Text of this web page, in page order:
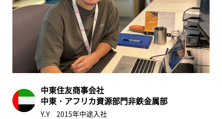
中東住友商事会社
中東・アフリカ資源部門非鉄金属部
Y.Y 2015年中途入社